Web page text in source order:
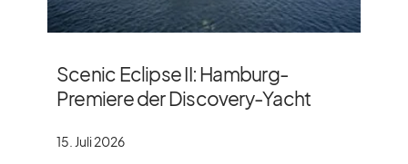
Scenic Eclipse II: Hamburg-
Premiere der Discovery-Yacht
15. Juli 2026